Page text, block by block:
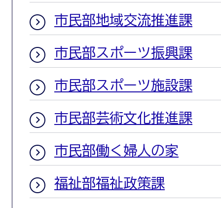
市民部地域交流推進課
市民部スポーツ振興課
市民部スポーツ施設課
市民部芸術文化推進課
市民部働く婦人の家
福祉部福祉政策課